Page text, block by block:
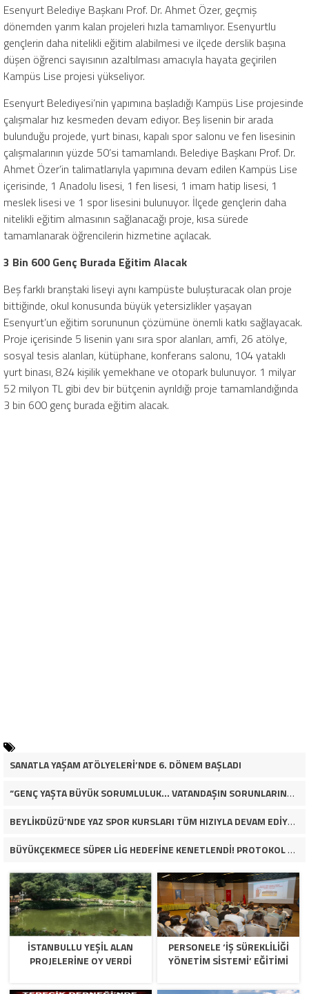
Esenyurt Belediye Başkanı Prof. Dr. Ahmet Özer, geçmiş
dönemden yarım kalan projeleri hızla tamamlıyor. Esenyurtlu
gençlerin daha nitelikli eğitim alabilmesi ve ilçede derslik başına
düşen öğrenci sayısının azaltılması amacıyla hayata geçirilen
Kampüs Lise projesi yükseliyor.
Esenyurt Belediyesi’nin yapımına başladığı Kampüs Lise projesinde
çalışmalar hız kesmeden devam ediyor. Beş lisenin bir arada
bulunduğu projede, yurt binası, kapalı spor salonu ve fen lisesinin
çalışmalarının yüzde 50’si tamamlandı. Belediye Başkanı Prof. Dr.
Ahmet Özer’in talimatlarıyla yapımına devam edilen Kampüs Lise
içerisinde, 1 Anadolu lisesi, 1 fen lisesi, 1 imam hatip lisesi, 1
meslek lisesi ve 1 spor lisesini bulunuyor. İlçede gençlerin daha
nitelikli eğitim almasının sağlanacağı proje, kısa sürede
tamamlanarak öğrencilerin hizmetine açılacak.
3 Bin 600 Genç Burada Eğitim Alacak
Beş farklı branştaki liseyi aynı kampüste buluşturacak olan proje
bittiğinde, okul konusunda büyük yetersizlikler yaşayan
Esenyurt’un eğitim sorununun çözümüne önemli katkı sağlayacak.
Proje içerisinde 5 lisenin yanı sıra spor alanları, amfi, 26 atölye,
sosyal tesis alanları, kütüphane, konferans salonu, 104 yataklı
yurt binası, 824 kişilik yemekhane ve otopark bulunuyor. 1 milyar
52 milyon TL gibi dev bir bütçenin ayrıldığı proje tamamlandığında
3 bin 600 genç burada eğitim alacak.
SANATLA YAŞAM ATÖLYELERİ’NDE 6. DÖNEM BAŞLADI
“GENÇ YAŞTA BÜYÜK SORUMLULUK… VATANDAŞIN SORUNLARINA ÇÖZÜM ARIYOR!”
BEYLİKDÜZÜ’NDE YAZ SPOR KURSLARI TÜM HIZIYLA DEVAM EDİYOR
BÜYÜKÇEKMECE SÜPER LİG HEDEFİNE KENETLENDİ! PROTOKOL VE İŞ DÜNYASINDAN BASKETBOL TAKIMINA TAM DESTEK…
İSTANBULLU YEŞİL ALAN
PROJELERİNE OY VERDİ
PERSONELE ‘İŞ SÜREKLİLİĞİ
YÖNETİM SİSTEMİ’ EĞİTİMİ